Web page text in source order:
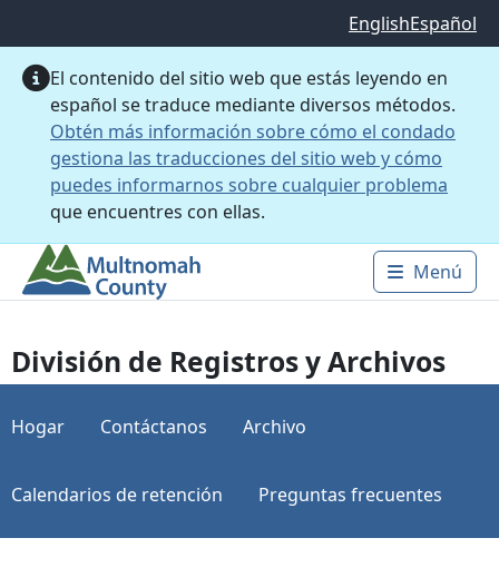
EnglishEspañol
El contenido del sitio web que estás leyendo en
español se traduce mediante diversos métodos.
Obtén más información sobre cómo el condado
gestiona las traducciones del sitio web y cómo
puedes informarnos sobre cualquier problema
que encuentres con ellas.
Main
Menú
División de Registros y Archivos
Hogar Contáctanos Archivo
Calendarios de retención Preguntas frecuentes